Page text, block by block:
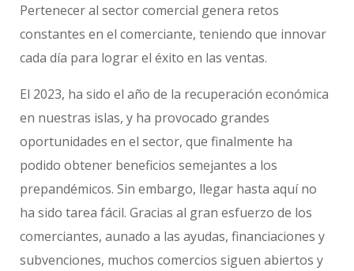
Pertenecer al sector comercial genera retos
constantes en el comerciante, teniendo que innovar
cada día para lograr el éxito en las ventas.
El 2023, ha sido el año de la recuperación económica
en nuestras islas, y ha provocado grandes
oportunidades en el sector, que finalmente ha
podido obtener beneficios semejantes a los
prepandémicos. Sin embargo, llegar hasta aquí no
ha sido tarea fácil. Gracias al gran esfuerzo de los
comerciantes, aunado a las ayudas, financiaciones y
subvenciones, muchos comercios siguen abiertos y